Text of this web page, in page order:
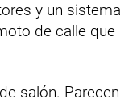
y un sistema
de calle que
salón. Parecen